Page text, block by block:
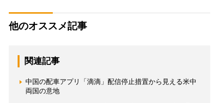
他のオススメ記事
関連記事
中国の配車アプリ「滴滴」配信停止措置から見える米中
両国の意地